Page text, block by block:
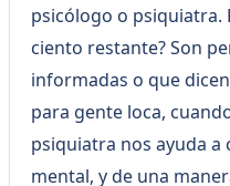
psicólogo o psiquiatra.
ciento restante? Son
informadas o que
para gente loca,
psiquiatra nos ayuda
mental, y de una